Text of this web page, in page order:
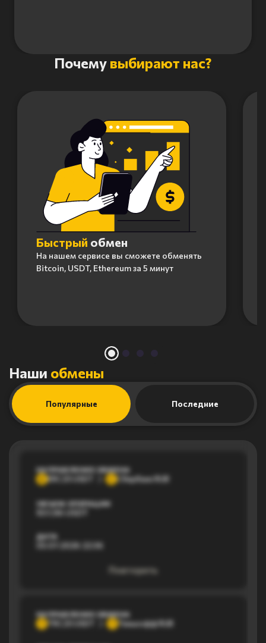
Почему выбирают нас?
Быстрый обмен
На нашем сервисе вы сможете обменять
Bitcoin, USDT, Ethereum за 5 минут
Наши обмены
Популярные Последние
НАПРАВЛЕНИЕ ОБМЕНА
ERC20 USDT Сбербанк RUB
ОБЪЕМ ОПЕРАЦИИ
ДАТА
03.07.2026 22:36
Повторить
НАПРАВЛЕНИЕ ОБМЕНА
T
Тинькофф RUB